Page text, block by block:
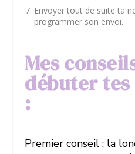
Envoyer tout de suite ta
programmer son envoi.
Mes
débuter tes
:
Premier conseil : la